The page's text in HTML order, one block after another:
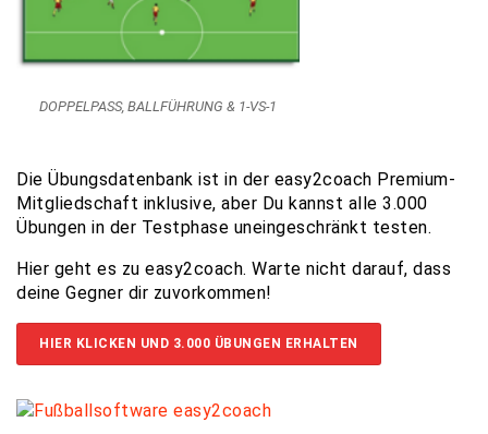
DOPPELPASS, BALLFÜHRUNG & 1-VS-1
Die Übungsdatenbank ist in der easy2coach Premium-
Mitgliedschaft inklusive, aber Du kannst alle 3.000
Übungen in der Testphase uneingeschränkt testen.
Hier geht es zu easy2coach. Warte nicht darauf, dass
deine Gegner dir zuvorkommen!
HIER KLICKEN UND 3.000 ÜBUNGEN ERHALTEN